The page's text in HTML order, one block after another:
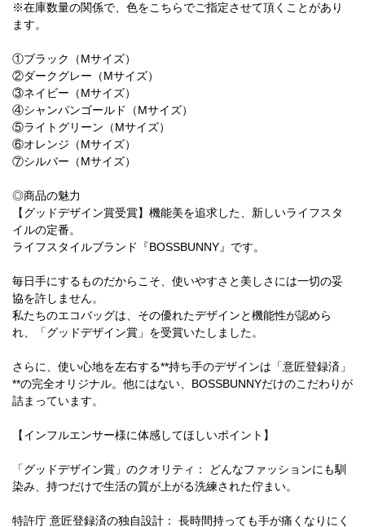
※在庫数量の関係で、色をこちらでご指定させて頂くことがあり
ます。
①ブラック（Mサイズ）
②ダークグレー（Mサイズ）
③ネイビー（Mサイズ）
④シャンパンゴールド（Mサイズ）
⑤ライトグリーン（Mサイズ）
⑥オレンジ（Mサイズ）
⑦シルバー（Mサイズ）
◎商品の魅力
【グッドデザイン賞受賞】機能美を追求した、新しいライフスタ
イルの定番。
ライフスタイルブランド『BOSSBUNNY』です。
毎日手にするものだからこそ、使いやすさと美しさには一切の妥
協を許しません。
私たちのエコバッグは、その優れたデザインと機能性が認めら
れ、「グッドデザイン賞」を受賞いたしました。
さらに、使い心地を左右する**持ち手のデザインは「意匠登録済」
**の完全オリジナル。他にはない、BOSSBUNNYだけのこだわりが
詰まっています。
【インフルエンサー様に体感してほしいポイント】
「グッドデザイン賞」のクオリティ： どんなファッションにも馴
染み、持つだけで生活の質が上がる洗練された佇まい。
特許庁 意匠登録済の独自設計： 長時間持っても手が痛くなりにく